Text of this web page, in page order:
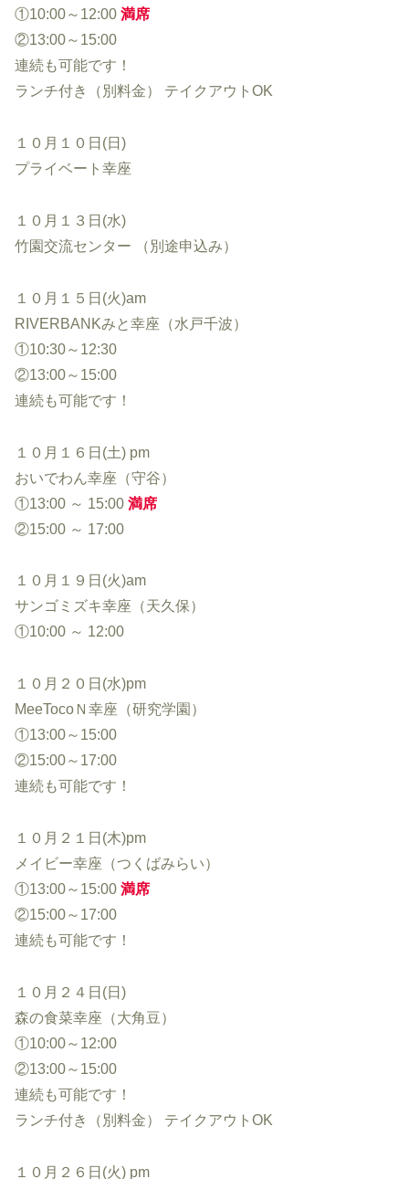
①10:00～12:00 満席
②13:00～15:00
連続も可能です！
ランチ付き（別料金） テイクアウトOK
１０月１０日(日)
プライベート幸座
１０月１３日(水)
竹園交流センター （別途申込み）
１０月１５日(火)am
RIVERBANKみと幸座（水戸千波）
①10:30～12:30
②13:00～15:00
連続も可能です！
１０月１６日(土) pm
おいでわん幸座（守谷）
①13:00 ～ 15:00 満席
②15:00 ～ 17:00
１０月１９日(火)am
サンゴミズキ幸座（天久保）
①10:00 ～ 12:00
１０月２０日(水)pm
MeeTocoＮ幸座（研究学園）
①13:00～15:00
②15:00～17:00
連続も可能です！
１０月２１日(木)pm
メイビー幸座（つくばみらい）
①13:00～15:00 満席
②15:00～17:00
連続も可能です！
１０月２４日(日)
森の食菜幸座（大角豆）
①10:00～12:00
②13:00～15:00
連続も可能です！
ランチ付き（別料金） テイクアウトOK
１０月２６日(火) pm